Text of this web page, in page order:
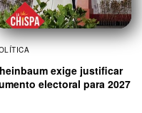
exige justificar
electoral para 2027